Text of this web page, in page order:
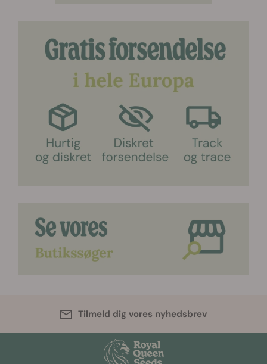
Tilmeld dig vores nyhedsbrev